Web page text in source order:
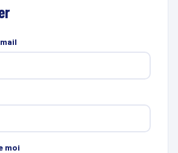
moi